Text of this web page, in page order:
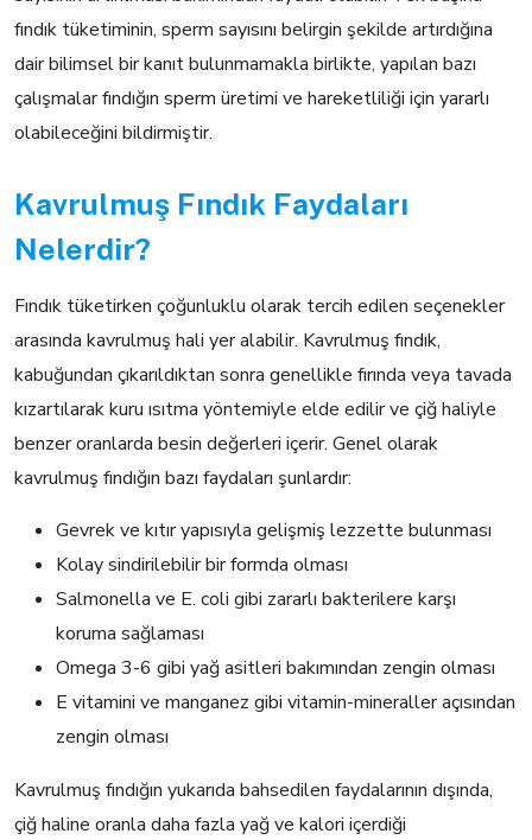
fındık tüketiminin, sperm sayısını belirgin şekilde artırdığına
dair bilimsel bir kanıt bulunmamakla birlikte, yapılan bazı
çalışmalar fındığın sperm üretimi ve hareketliliği için yararlı
olabileceğini bildirmiştir.
Kavrulmuş Fındık Faydaları
Nelerdir?
Fındık tüketirken çoğunluklu olarak tercih edilen seçenekler
arasında kavrulmuş hali yer alabilir. Kavrulmuş fındık,
kabuğundan çıkarıldıktan sonra genellikle fırında veya tavada
kızartılarak kuru ısıtma yöntemiyle elde edilir ve çiğ haliyle
benzer oranlarda besin değerleri içerir. Genel olarak
kavrulmuş fındığın bazı faydaları şunlardır:
Gevrek ve kıtır yapısıyla gelişmiş lezzette bulunması
Kolay sindirilebilir bir formda olması
Salmonella ve E. coli gibi zararlı bakterilere karşı
koruma sağlaması
Omega 3-6 gibi yağ asitleri bakımından zengin olması
E vitamini ve manganez gibi vitamin-mineraller açısından
zengin olması
Kavrulmuş fındığın yukarıda bahsedilen faydalarının dışında,
çiğ haline oranla daha fazla yağ ve kalori içerdiği